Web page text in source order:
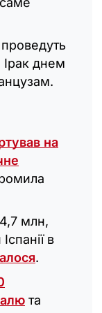
днем
на
млн,
в
.
та